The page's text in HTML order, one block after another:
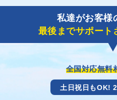
了しましたら、キャッシ
に各項目を入力いただい
その内容を屋根コネクト
までには送付手配させて
※キャッシュバックの金
ます。
私達がお客様
最後までサポート
全国対応無料
土日祝日もOK!